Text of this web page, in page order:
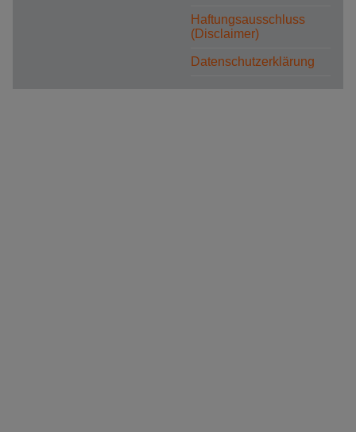
Haftungsausschluss
(Disclaimer)
Datenschutzerklärung